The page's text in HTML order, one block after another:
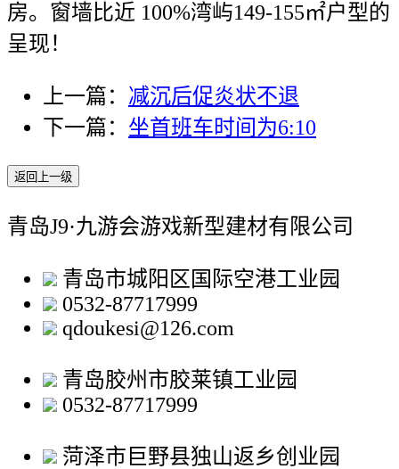
房。窗墙比近 100%湾屿149-155㎡户型的
呈现！
上一篇： 减沉后促炎状不退
下一篇： 坐首班车时间为6:10
返回上一级
青岛J9·九游会游戏新型建材有限公司
青岛市城阳区国际空港工业园
0532-87717999
qdoukesi@126.com
青岛胶州市胶莱镇工业园
0532-87717999
菏泽市巨野县独山返乡创业园